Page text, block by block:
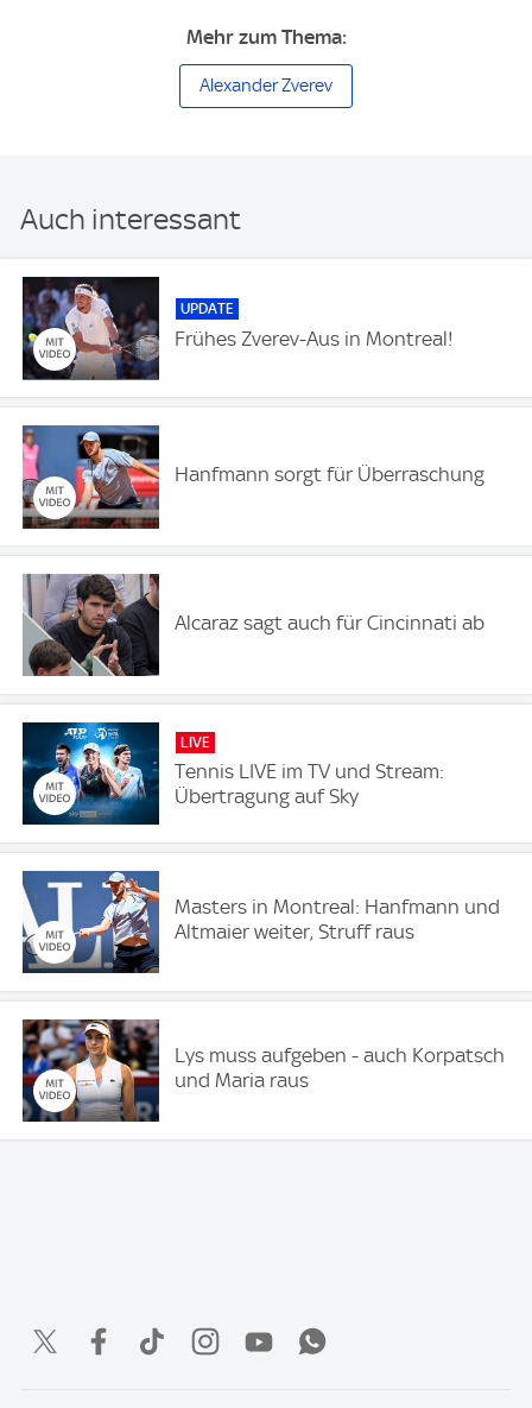
Mehr zum Thema:
Alexander Zverev
Auch interessant
UPDATE
Frühes Zverev-Aus in Montreal!
Hanfmann sorgt für Überraschung
Alcaraz sagt auch für Cincinnati ab
LIVE
Tennis LIVE im TV und Stream:
Übertragung auf Sky
Masters in Montreal: Hanfmann und
Altmaier weiter, Struff raus
Lys muss aufgeben - auch Korpatsch
und Maria raus